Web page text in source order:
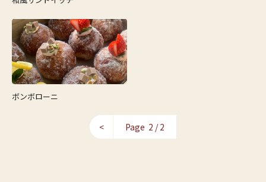
ボンボローニ
< Page 2 / 2